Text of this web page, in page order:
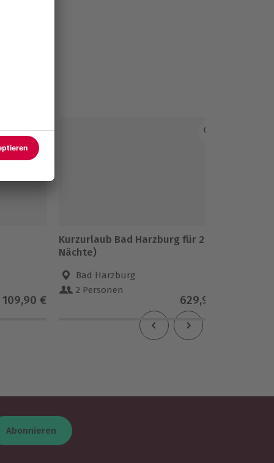
109,90 €
Kurzurlaub Bad Harzburg für 2 (3
Nächte)
Bad Harzburg
2 Personen
629,90 €
Abonnieren